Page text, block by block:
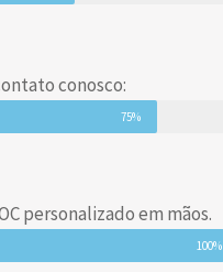
conosco:
75%
personalizado em mãos.
100%